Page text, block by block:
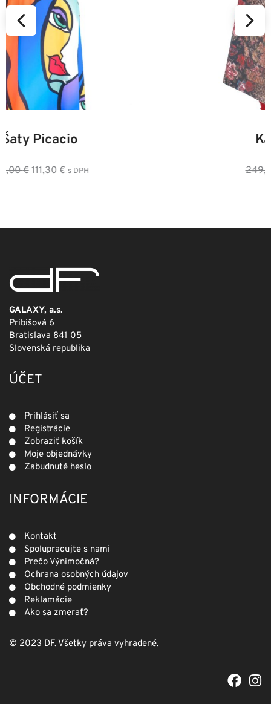
249,00
GALAXY, a.s.
Pribišová 6
Bratislava 841 05
Slovenská republika
ÚČET
Prihlásiť sa
Registrácie
Zobraziť košík
Moje objednávky
Zabudnuté heslo
INFORMÁCIE
Kontakt
Spolupracujte s nami
Prečo Výnimočná?
Ochrana osobných údajov
Obchodné podmienky
Reklamácie
Ako sa zmerať?
© 2023 DF. Všetky práva vyhradené.
F
a
I
n